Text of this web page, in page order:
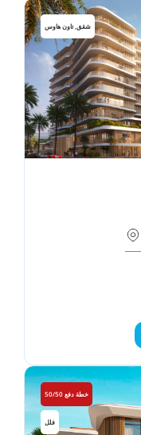
شقق, تاون هاوس
خطة دفع 50/50
فلل